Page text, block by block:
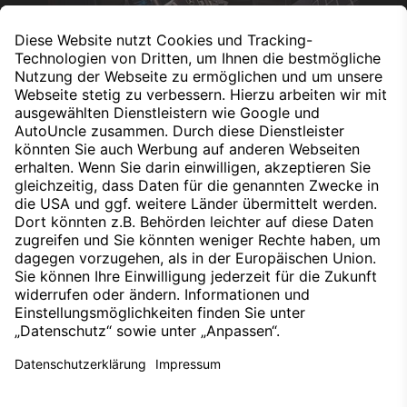
Sonderausstattung
Nach oben